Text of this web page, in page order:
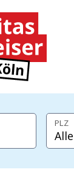
navigieren
PLZ